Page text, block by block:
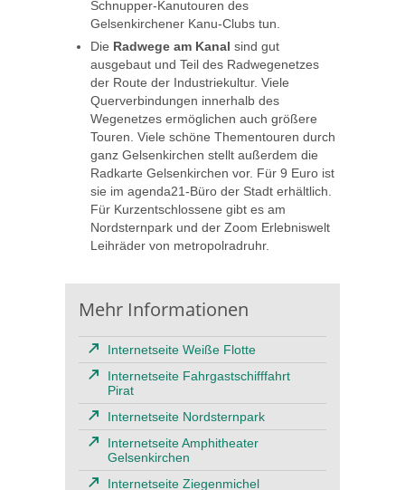
Schnupper-Kanutouren des
Gelsenkirchener Kanu-Clubs tun.
Die Radwege am Kanal sind gut
ausgebaut und Teil des Radwegenetzes
der Route der Industriekultur. Viele
Querverbindungen innerhalb des
Wegenetzes ermöglichen auch größere
Touren. Viele schöne Thementouren durch
ganz Gelsenkirchen stellt außerdem die
Radkarte Gelsenkirchen vor. Für 9 Euro ist
sie im agenda21-Büro der Stadt erhältlich.
Für Kurzentschlossene gibt es am
Nordsternpark und der Zoom Erlebniswelt
Leihräder von metropolradruhr.
Mehr Informationen
Internetseite Weiße Flotte
Internetseite Fahrgastschifffahrt
Pirat
Internetseite Nordsternpark
Internetseite Amphitheater
Gelsenkirchen
Internetseite Ziegenmichel